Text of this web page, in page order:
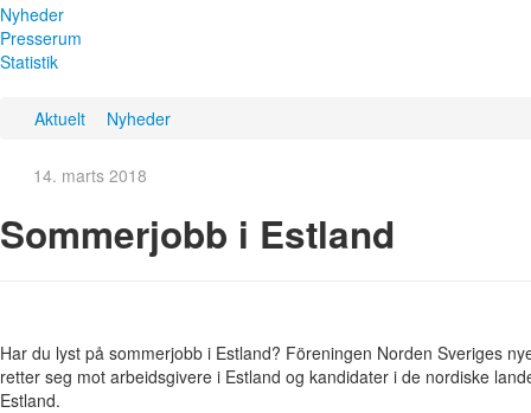
Nyheder
Presserum
Statistik
Aktuelt Nyheder
14. marts 2018
Sommerjobb i Estland
Har du lyst på sommerjobb i Estland? Föreningen Norden Sveriges
retter seg mot arbeidsgivere i Estland og kandidater i de nordiske
Estland.